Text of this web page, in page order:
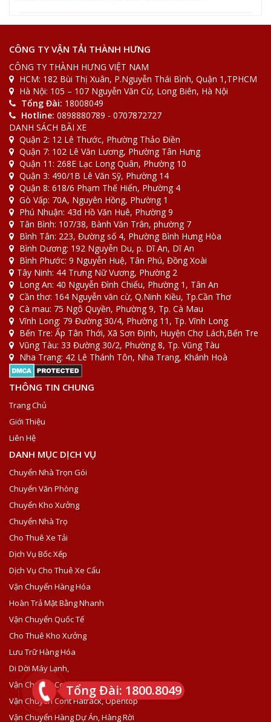
[Bảng giá] Xe tải chuyển nhà bao nhiêu 1km
2022-08-31
Tin Tức
[Giải Đáp] Gửi đồ qua bưu điện bao nhiêu 1kg
CÔNG TY VẬN TẢI THÀNH HƯNG
CÔNG TY THÀNH HƯNG VIỆT NAM
HCM: 182 Bùi Thị Xuân, P.Nguyễn Thái Bình, Quận 1,TPHCM
Hà Nội: 105 – 107 Nguyễn Văn Cừ, Long Biên, Hà Nội
Tổng Đài: 18008049
Hotline: 0898880789 - 0707872727
DANH SÁCH BÃI XE
Quận 2: 12 Lê Thước, Phường Thảo Điền
Quận 7: 102 Lê Văn Lương, Phường Tân Hưng
Quận 11: 268E Lạc Long Quân, Phường 10
Quận 3: 490/1B Lê Văn Sỹ, Phường 14
Quận 8: 618/6 Phạm Thế Hiển, Phường 4
Gò Vấp: 70A, Nguyên Hồng, Phường 1
Phú Nhuận: 43d Hồ Văn Huê, Phường 9
Tân Bình: 107/38, Bành Văn Trân, phường 7
Bình Tân: 223, Đường số 4, Phường Bình Hưng Hòa
Bình Dương: 192 Nguyễn Du, p. Dĩ An, Dĩ An
Bình Phước: 9 Nguyễn Huệ, Tân Phú, Đồng Xoài
Tây Ninh: 44 Trưng Nữ Vương, Phường 2
Long An: 40 Nguyễn Đình Chiểu, Phường 1, Tân An
Cần thơ: 164 Nguyễn văn cừ, Q.Ninh Kiều, Tp.Cần Thơ
Cà mau: 75 Ngô Quyền, Phường 9, Tp. Cà Mau
Vĩnh Long: 79 Đường 30/4, Phường 11, Tp. Vĩnh Long
Bến Tre: Ấp Tân Thới, Xã Sơn Định, Huyện Chợ Lách,Bến Tre
Vũng Tàu: 33 Đường 30/2, Phường 8, Tp. Vũng Tàu
Nha Trang: 42 Lê Thánh Tôn, Nha Trang, Khánh Hoà
THÔNG TIN CHUNG
Trang Chủ
Giới Thiệu
Liên Hệ
DANH MỤC DỊCH VỤ
Chuyển Nhà Trọn Gói
Chuyển Văn Phòng
Chuyển Kho Xưởng
Chuyển Nhà Trọ
Cho Thuê Xe Tải
Dịch Vụ Bốc Xếp
Dịch Vụ Cho Thuê Xe Cẩu
Vận Chuyển Hàng Hóa
Hoàn Trả Mặt Bằng Nhanh
Vận Chuyển Quốc Tế
Cho Thuê Kho Xưởng
Lưu Trữ Hàng Hóa
Di Dời Máy Lạnh,
Vận Chuyển Container
Vận Chuyển Cont Flatrack, Opentop
Vận Chuyển Hàng Dự Án, Hàng Rời
Tổng Đài: 1800.8049